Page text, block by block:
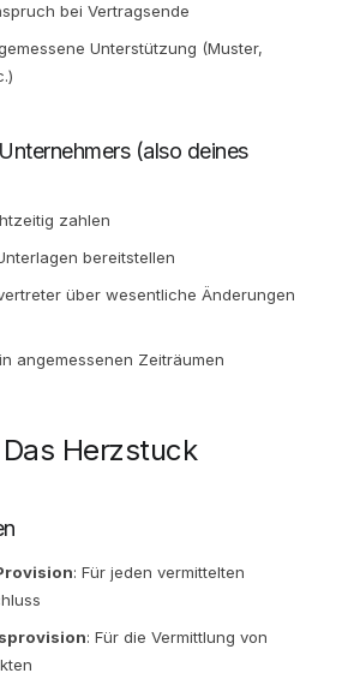
bei Vertragsende
Unterstützung (Muster,
(also deines
zahlen
bereitstellen
über wesentliche Änderungen
angemessenen Zeiträumen
Herzstuck
: Für jeden vermittelten
: Für die Vermittlung von